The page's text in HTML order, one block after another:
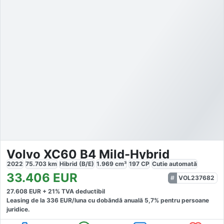
Volvo XC60 B4 Mild-Hybrid
2022 75.703 km Hibrid (B/E) 1.969 cm³ 197 CP Cutie automată
33.406 EUR
VOL237682
27.608 EUR + 21% TVA deductibil
Leasing de la 336 EUR/luna cu dobăndă anuală 5,7% pentru persoane
juridice.